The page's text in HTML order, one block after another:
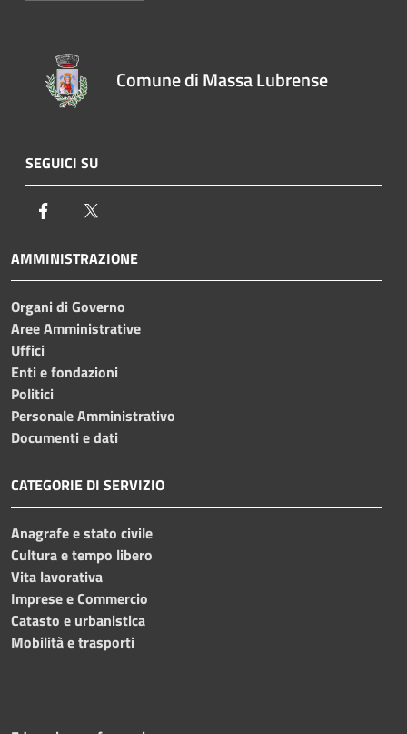
Comune di Massa Lubrense
SEGUICI SU
Facebook
AMMINISTRAZIONE
Organi di Governo
Aree Amministrative
Uffici
Enti e fondazioni
Politici
Personale Amministrativo
Documenti e dati
CATEGORIE DI SERVIZIO
Anagrafe e stato civile
Cultura e tempo libero
Vita lavorativa
Imprese e Commercio
Catasto e urbanistica
Mobilità e trasporti